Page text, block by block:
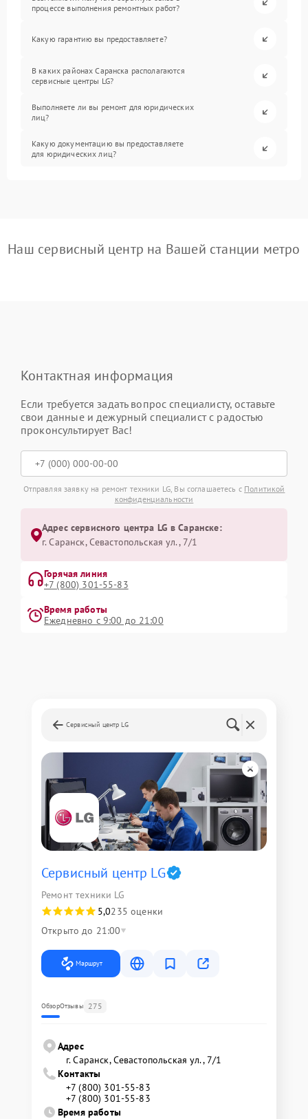
процессе выполнения ремонтных работ?
Какую гарантию вы предоставляете?
В каких районах Саранска располагаются
сервисные центры LG?
Выполняете ли вы ремонт для юридических
лиц?
Какую документацию вы предоставляете
для юридических лиц?
Наш сервисный центр на Вашей станции метро
Контактная информация
Если требуется задать вопрос специалисту, оставьте
свои данные и дежурный специалист с радостью
проконсультирует Вас!
Отправляя заявку на ремонт техники LG, Вы соглашаетесь с Политикой
конфиденциальности
Адрес сервисного центра LG в Саранске:
г. Саранск, Севастопольская ул., 7/1
Горячая линия
+7 (800) 301-55-83
Время работы
Ежедневно с 9:00 до 21:00
Сервисный центр LG
Сервисный центр LG
Ремонт техники LG
5,0235 оценки
Открыто до 21:00
Маршрут
ОбзорОтзывы 275
Адрес
г. Саранск, Севастопольская ул., 7/1
Контакты
+7 (800) 301-55-83
+7 (800) 301-55-83
Время работы